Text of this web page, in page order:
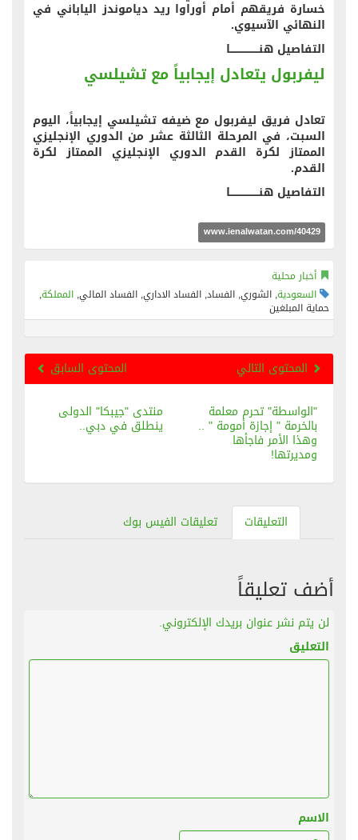
خسارة فريقهم أمام أوراوا ريد دياموندز الياباني في
النهائي الآسيوي.
التفاصيل هنــــــــــــــــــا
ليفربول يتعادل إيجابياً مع تشيلسي
تعادل فريق ليفربول مع ضيفه تشيلسي إيجابياً، اليوم
السبت، في المرحلة الثالثة عشر من الدوري الإنجليزي
الممتاز لكرة القدم الدوري الإنجليزي الممتاز لكرة
القدم.
التفاصيل هنــــــــــــــــــا
www.ienalwatan.com/40429
أخبار محلية
السعودية, الشوري, الفساد, الفساد الاداري, الفساد المالي, المملكة,
حماية المبلغين
المحتوى السابق
المحتوى التالي
منتدى "جيبكا" الدولى
ينطلق في دبي..
"الواسطة" تحرم معلمة
بالخرمة " إجازة أمومة " ..
وهذا الأمر فاجأها
ومديرتها!
التعليقات تعليقات الفيس بوك
أضف تعليقاً
لن يتم نشر عنوان بريدك الإلكتروني.
التعليق
الاسم